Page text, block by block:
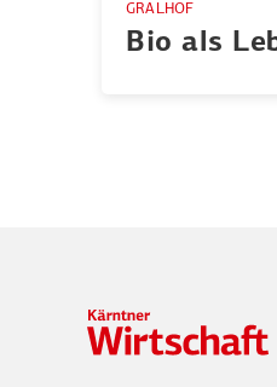
GRALHOF
Bio als